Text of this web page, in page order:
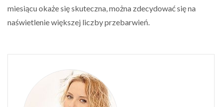
miesiącu okaże się skuteczna, można zdecydować się na
naświetlenie większej liczby przebarwień.